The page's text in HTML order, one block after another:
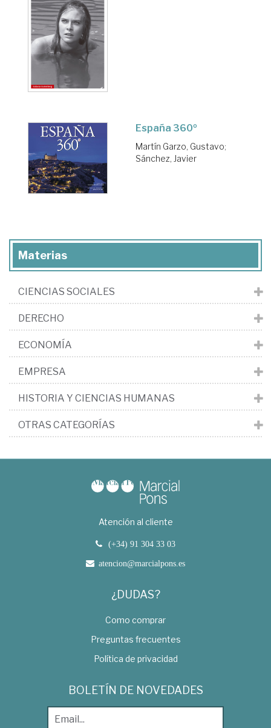
España 360º
Martín Garzo, Gustavo;
Sánchez, Javier
Materias
CIENCIAS SOCIALES
DERECHO
ECONOMÍA
EMPRESA
HISTORIA Y CIENCIAS HUMANAS
OTRAS CATEGORÍAS
Atención al cliente
(+34) 91 304 33 03
atencion@marcialpons.es
¿DUDAS?
Como comprar
Preguntas frecuentes
Política de privacidad
BOLETÍN DE NOVEDADES